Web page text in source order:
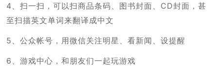
4、扫一扫，可以扫商品条码、图书封面、CD封面，甚
至扫描英文单词来翻译成中文
5、公众帐号，用微信关注明星、看新闻、设提醒
6、游戏中心，和朋友们一起玩游戏